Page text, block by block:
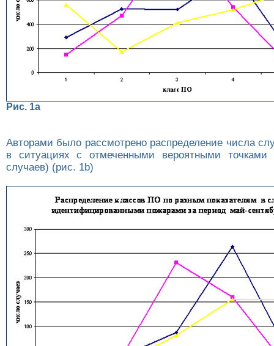
Рис. 1а
Авторами было рассмотрено распределение числа
в ситуациях с отмеченными вероятными точками
случаев) (рис. 1b)